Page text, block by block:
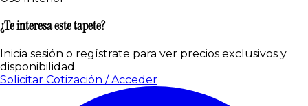
¿Te interesa este tapete?
Inicia sesión o regístrate para ver precios exclusivos y
disponibilidad.
Solicitar Cotización / Acceder